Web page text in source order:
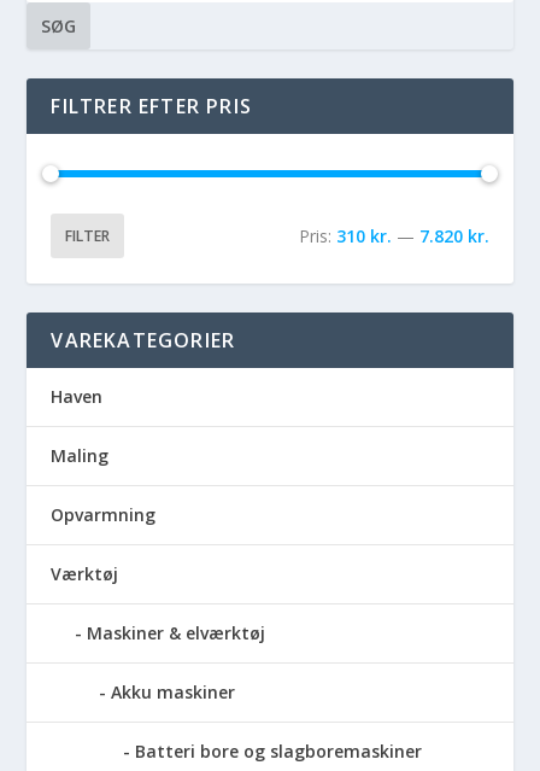
SØG
FILTRER EFTER PRIS
FILTER Pris: 310 kr. — 7.820 kr.
VAREKATEGORIER
Haven
Maling
Opvarmning
Værktøj
Maskiner & elværktøj
Akku maskiner
Batteri bore og slagboremaskiner